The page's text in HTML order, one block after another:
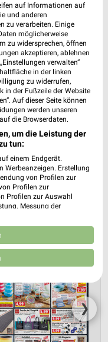
| Geschlossen
Prospekte
❯
auf Informationen auf
und anderen
zu verarbeiten. Einige
möglicherweise
zu widersprechen, öffnen
akzeptieren, ablehnen
verwalten“
in der linken
zu widerrufen,
in der Fußzeile der Website
Auf dieser Seite können
werden unseren
die Browserdaten.
um die Leistung der
tun:
einem Endgerät.
Werbeanzeigen. Erstellung
von Profilen zur
Profilen zur
Profilen zur Auswahl
Messung der
Entwicklung und
Daten zur Auswahl
weitergegeben und in die